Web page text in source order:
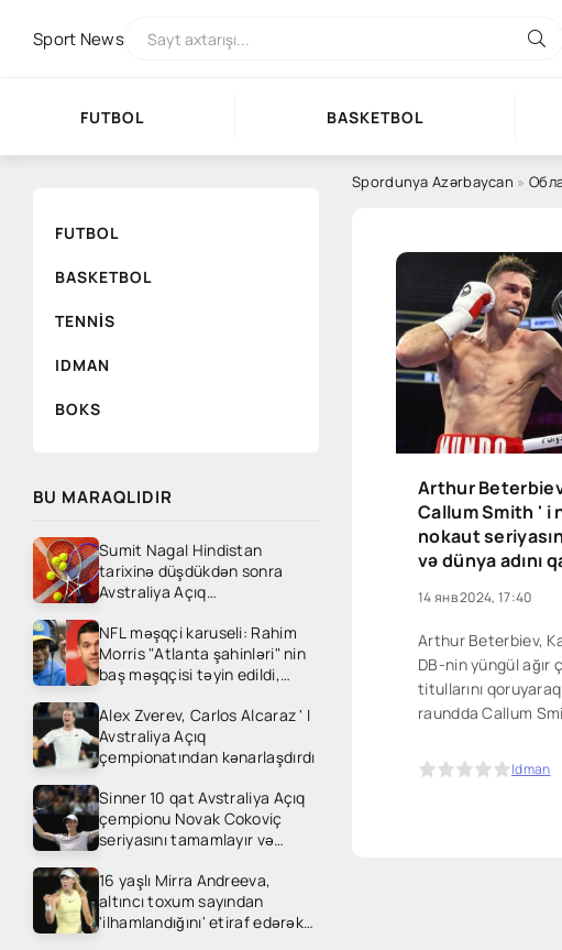
Sport News
FUTBOL BASKETBOL
FUTBOL
BASKETBOL
TENNIS
IDMAN
BOKS
BU MARAQLIDIR
Sumit Nagal Hindistan
tarixinə düşdükdən sonra
Avstraliya Açıq
kənarlaşdırıldı
NFL məşqçi karuseli: Rahim
Morris "Atlanta şahinləri" nin
baş məşqçisi təyin edildi,
canales ' i işə götürdü
Alex Zverev, Carlos Alcaraz ' I
Avstraliya Açıq
çempionatından kənarlaşdırdı
Sinner 10 qat Avstraliya Açıq
çempionu Novak Cokoviç
seriyasını tamamlayır və
mübarizə aparır
16 yaşlı Mirra Andreeva,
altıncı toxum sayından
'ilhamlandığını' etiraf edərək
Spordunya Azərbaycan »
Arthur
Callum Smith ' i
nokaut
və dünya adını
14 янв 2024, 17:40
Arthur Beterbiev,
DB-nin yüngül ağır
titullarını
raundda Callum
itirməmişdi, lakin
nokaut nisbətini
0 1 Idman